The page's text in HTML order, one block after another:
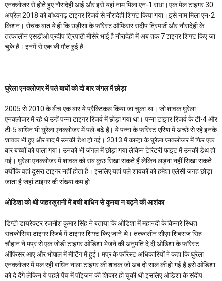
एनक्लोजर से होते हुए नौरादेही आई और इसे यहां नाम मिला एन-1 राधा। एक मेल टाइगर 30
अप्रैल 2018 को बांधवगढ़ टाइगर रिजर्व से नौरादेही शिफ्ट किया गया। इसे नाम मिला एन-2
किशन। रोचक बात ये ही कि उड़ीसा के फॉरेस्ट ऑफिसर संदीप त्रिपाठी और नौरादेही के
तत्कालीन एसडीओ प्रदीप त्रिपाठी मौसेरे भाई है नौरादेही में अब तक 7 टाइगर शिफ्ट किए जा
चुके हैं। इनमें से एक की मौत हुई है
घुरेला एनक्लोजर में पले बाघों को दो बार जंगल में छोड़ा
2005 से 2010 के बीच एक बार ये प्रैक्टिकल किया जा चुका था। जो शावक घुरेला
एनक्लोजर में रहे थे उन्हें पन्ना टाइगर रिजर्व में छोड़ा गया था। पन्ना टाइगर रिजर्व के टी-4 और
टी-5 बाधिन भी घुरेला एनक्लोजर में पले-बढ़े हैं। ये पन्ना के फरिस्ट एरिया में अच्छे से रहे इनके
शावक भी हुए और बाद में उनकी डेथ हो गई। 2013 में कान्हा के घुरेला एनक्लोजर में फिर एक
बार बच्चों को पाला गया। उनको भी जंगल में छोड़ा गया लेकिन टेरिटरी फाइट में उनकी डेथ हो
गई। घुरेला एनक्लोजर में शावक को सब कुछ सिखा सकते हैं लेकिन लड़ना नहीं सिखा सकते
क्योंकि वहां दूसरा टाइगर नहीं होता है। इसलिए यहां पले शावकों को हमेशा एलेसी जगह छोड़ा
जाता है जहां टाइगर की संख्या कम हो
ओडिशा को थी जहरखुरानी में बची बाधिन से कुनबा न बढ़ने की आशंका
डिप्टी डायरेक्टर रजनीश कुमार सिंह ने बताया कि ओडिशा में महानदी के किनारे स्थित
सतकोसिया टाइगर रिजर्व में टाइगर शिफ्ट किए जाने थे। तत्कालीन सीएम शिवराज सिंह
चौहान ने मप्र से एक जोड़ी टाइगर ओडिशा भेजने की अनुमति दे दी ओडिशा के फॉरेस्ट
ऑफिसर आए और भोपाल में मीटिंग में हुई। मप्र के फॉरेस्ट अधिकारियों ने कहा कि घुरेला
एनक्लोजर में पल रही बाधिन नाला टाइगर की शावक जो अब दो साल की हो गई है इसे ओडिशा
को दे देंगे लेकिन ये पहले पेंच में पॉइजन की शिकार हो चुकी थी इसलिए ओडिशा के संदीप